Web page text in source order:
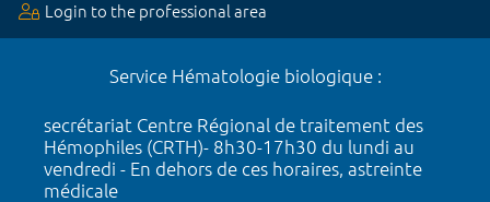
Login to the professional area
Service Hématologie biologique :
secrétariat Centre Régional de traitement des
Hémophiles (CRTH)- 8h30-17h30 du lundi au
vendredi - En dehors de ces horaires, astreinte
médicale